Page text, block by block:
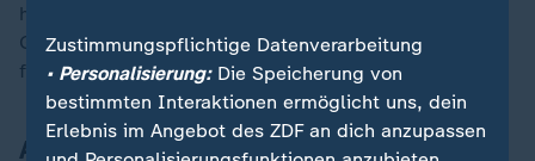
hohen Schulden vieler Städte und Gemeinden hin. Die
Gespräche sollen vom 14. bis 16. März in Potsdam
fortgesetzt werden.
An Flughäfen Köln/Bonn und
Zustimmungspflichtige Datenverarbeitung
• Personalisierung:Die Speicherung von
bestimmten Interaktionen ermöglicht uns, dein
Erlebnis im Angebot des ZDF an dich anzupassen